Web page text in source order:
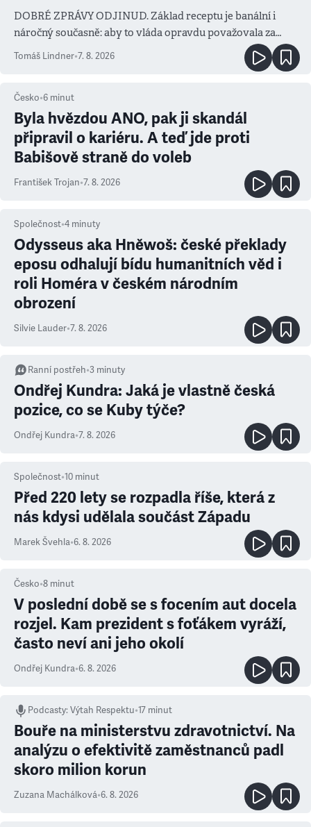
DOBRÉ ZPRÁVY ODJINUD. Základ receptu je banální i
náročný současně: aby to vláda opravdu považovala za
prioritu
Tomáš Lindner•7. 8. 2026
Česko•6 minut
Byla hvězdou ANO, pak ji skandál
připravil o kariéru. A teď jde proti
Babišově straně do voleb
František Trojan•7. 8. 2026
Společnost•4 minuty
Odysseus aka Hněwoš: české překlady
eposu odhalují bídu humanitních věd i
roli Homéra v českém národním
obrození
Silvie Lauder•7. 8. 2026
Ranní postřeh•3 minuty
Ondřej Kundra: Jaká je vlastně česká
pozice, co se Kuby týče?
Ondřej Kundra•7. 8. 2026
Společnost•10 minut
Před 220 lety se rozpadla říše, která z
nás kdysi udělala součást Západu
Marek Švehla•6. 8. 2026
Česko•8 minut
V poslední době se s focením aut docela
rozjel. Kam prezident s foťákem vyráží,
často neví ani jeho okolí
Ondřej Kundra•6. 8. 2026
Podcasty:Výtah Respektu•17 minut
Bouře na ministerstvu zdravotnictví. Na
analýzu o efektivitě zaměstnanců padl
skoro milion korun
Zuzana Machálková•6. 8. 2026